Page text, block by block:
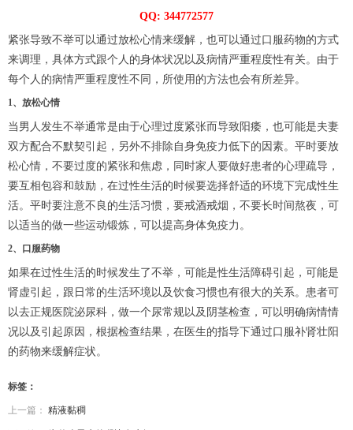
QQ: 344772577
紧张导致不举可以通过放松心情来缓解，也可以通过口服药物的方式
来调理，具体方式跟个人的身体状况以及病情严重程度性有关。由于
每个人的病情严重程度性不同，所使用的方法也会有所差异。
1、放松心情
当男人发生不举通常是由于心理过度紧张而导致阳痿，也可能是夫妻
双方配合不默契引起，另外不排除自身免疫力低下的因素。平时要放
松心情，不要过度的紧张和焦虑，同时家人要做好患者的心理疏导，
要互相包容和鼓励，在过性生活的时候要选择舒适的环境下完成性生
活。平时要注意不良的生活习惯，要戒酒戒烟，不要长时间熬夜，可
以适当的做一些运动锻炼，可以提高身体免疫力。
2、口服药物
如果在过性生活的时候发生了不举，可能是性生活障碍引起，可能是
肾虚引起，跟日常的生活环境以及饮食习惯也有很大的关系。患者可
以去正规医院泌尿科，做一个尿常规以及阴茎检查，可以明确病情情
况以及引起原因，根据检查结果，在医生的指导下通过口服补肾壮阳
的药物来缓解症状。
标签：
上一篇： 精液黏稠